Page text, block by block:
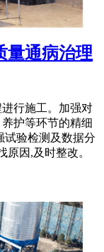
量通病治理
行施工。加强对
护等环节的精细
试验检测及数据分
因,及时整改。